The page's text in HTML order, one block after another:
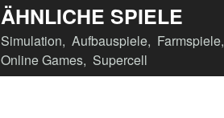
ÄHNLICHE SPIELE
Simulation, Aufbauspiele, Farmspiele,
Online Games, Supercell